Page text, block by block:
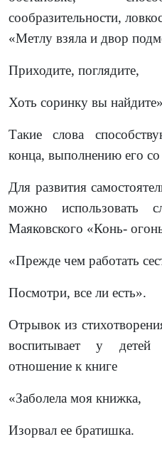
сообразительности,
«Метлу взяла и двор
Приходите, поглядите,
Хоть соринку вы найдите»
Такие слова
конца, выполнению его
Для развития
можно использовать
Маяковского «Конь-
«Прежде чем работать
Посмотри, все ли есть».
Отрывок из
воспитывает у детей
отношение к книге
«Заболела моя книжка,
Изорвал ее братишка.